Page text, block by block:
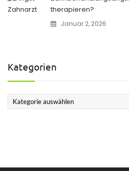
therapieren?
Januar 2, 2026
Kategorien
Kategorien